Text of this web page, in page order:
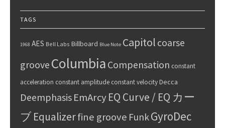
TAGS
1968 AES Bell Labs Billboard Blue Note Capitol coarse
groove Columbia Compensation constant
acceleration constant amplitude constant velocityDecca
Deemphasis EmArcyEQ Curve / EQ カー
ブEqualizerfine groove Funk GyroDec